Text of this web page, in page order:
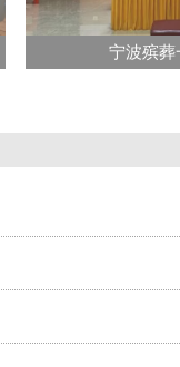
宁波殡葬